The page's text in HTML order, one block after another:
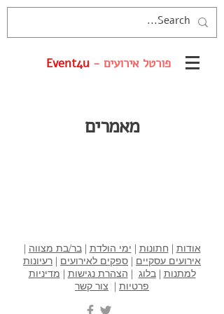
פורטל אירועים - Event4u
מאמרים
אודות | חתונות | ימי הולדת |בר/בת מצווה |
אירועים עסקיים | ספקים לאירועים | רעיונות
למתנות |בלוג | הצהרת נגישות | מדיניות
פרטיות | צור קשר